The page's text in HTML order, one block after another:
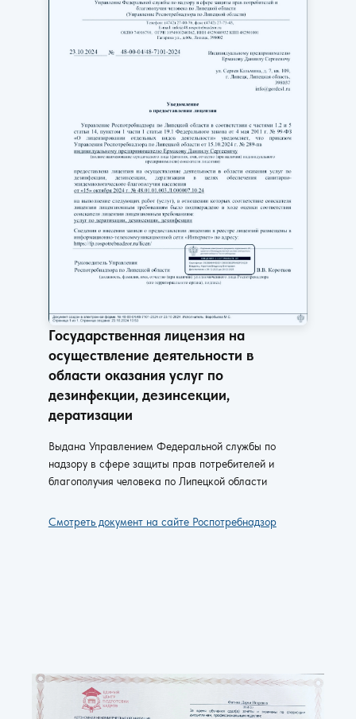
Государственная лицензия на
осуществление деятельности в
области оказания услуг по
дезинфекции, дезинсекции,
дератизации
Выдана Управлением Федеральной службы по
надзору в сфере защиты прав потребителей и
благополучия человека по Липецкой области
Смотреть документ на сайте Роспотребнадзор